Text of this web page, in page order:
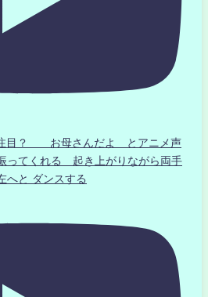
注目？ お母さんだよ とアニメ声
ってくれる 起き上がりながら両手
と ダンスする